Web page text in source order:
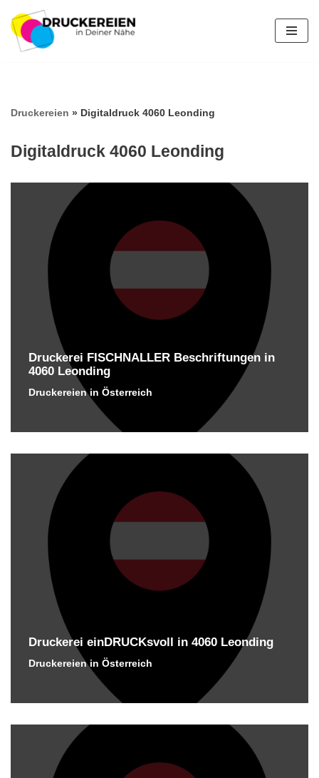
Zum
Inhalt
Druckereien » Digitaldruck 4060 Leonding
Digitaldruck 4060 Leonding
Druckerei FISCHNALLER Beschriftungen in
4060 Leonding
Druckereien in Österreich
Druckerei einDRUCKsvoll in 4060 Leonding
Druckereien in Österreich